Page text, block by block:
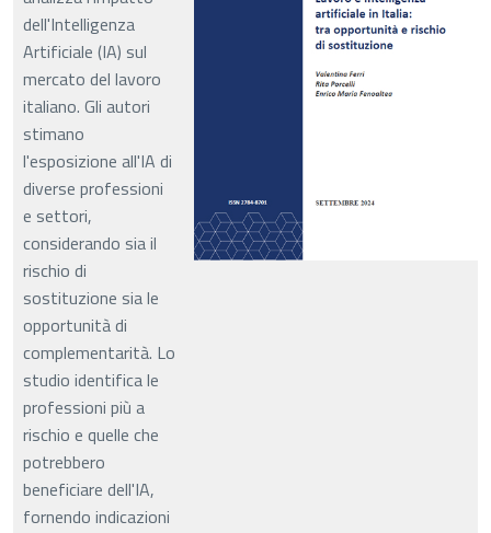
dell'Intelligenza
Artificiale (IA) sul
mercato del lavoro
italiano. Gli autori
stimano
l'esposizione all'IA di
diverse professioni
e settori,
considerando sia il
rischio di
sostituzione sia le
opportunità di
complementarità. Lo
studio identifica le
professioni più a
rischio e quelle che
potrebbero
beneficiare dell'IA,
fornendo indicazioni